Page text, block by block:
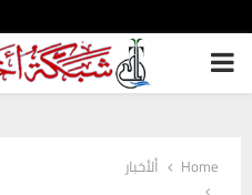
PRIMARY
Home
ألأخبار